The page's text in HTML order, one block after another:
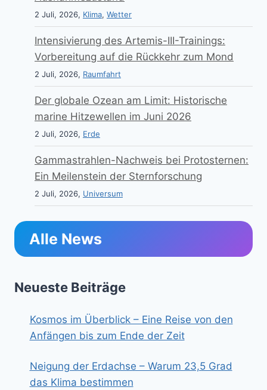
2 Juli, 2026, Klima, Wetter
Intensivierung des Artemis-III-Trainings:
Vorbereitung auf die Rückkehr zum Mond
2 Juli, 2026, Raumfahrt
Der globale Ozean am Limit: Historische
marine Hitzewellen im Juni 2026
2 Juli, 2026, Erde
Gammastrahlen-Nachweis bei Protosternen:
Ein Meilenstein der Sternforschung
2 Juli, 2026, Universum
Alle News
Neueste Beiträge
Kosmos im Überblick – Eine Reise von den
Anfängen bis zum Ende der Zeit
Neigung der Erdachse – Warum 23,5 Grad
das Klima bestimmen